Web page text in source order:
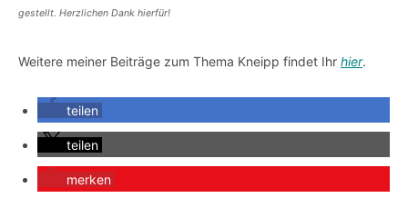
gestellt. Herzlichen Dank hierfür!
Weitere meiner Beiträge zum Thema Kneipp findet Ihr hier.
teilen
teilen
merken